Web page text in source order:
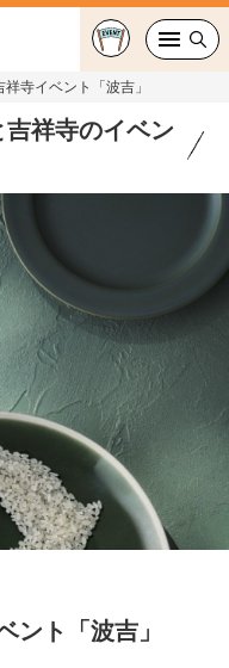
寺イベント「波吉」
祥寺のイベン
ント「波吉」